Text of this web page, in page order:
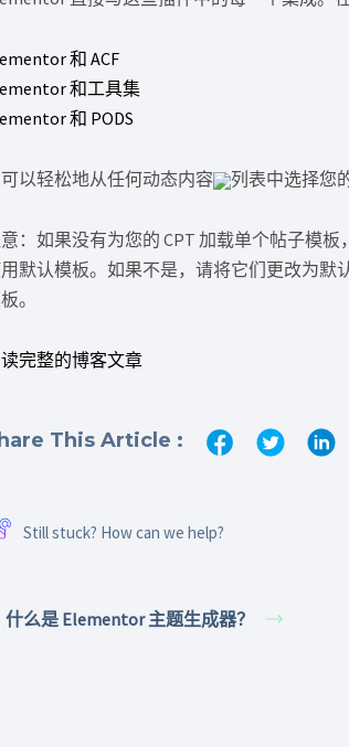
和 ACF
和工具集
和 PODS
以轻松地从任何动态内容 列表中选择您
：如果没有为您的 CPT 加载单个帖子模
默认模板。如果不是，请将它们更改为默
。
完整的博客文章
This Article :
Still stuck? How can we help?
什么是 Elementor 主题生成器？